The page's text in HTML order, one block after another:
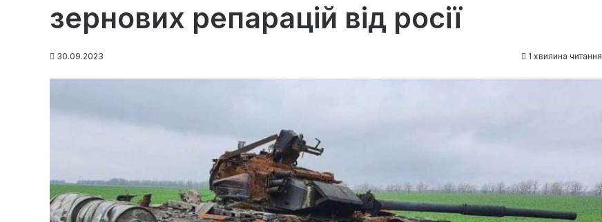
зернових репарацій від росії
30.09.2023 1 хвилина читання